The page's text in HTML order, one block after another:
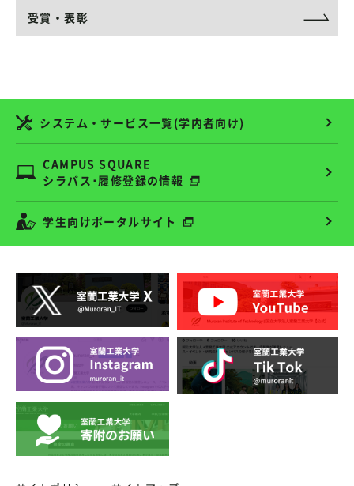
受賞・表彰
システム・サービス一覧(学内者向け)
CAMPUS SQUARE
シラバス･履修登録の情報
学生向けポータルサイト